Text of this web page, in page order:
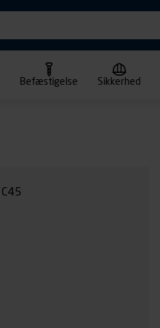
Befæstigelse Sikkerhed